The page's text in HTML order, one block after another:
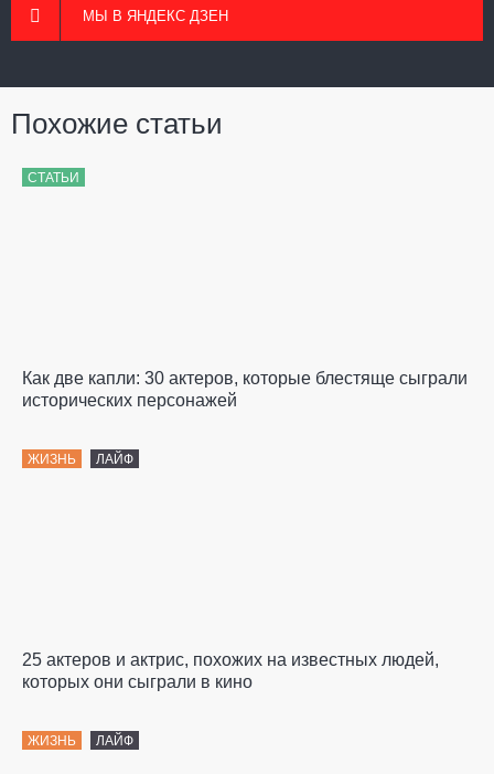
МЫ В ЯНДЕКС ДЗЕН
Похожие статьи
СТАТЬИ
Как две капли: 30 актеров, которые блестяще сыграли
исторических персонажей
ЖИЗНЬ ЛАЙФ
25 актеров и актрис, похожих на известных людей,
которых они сыграли в кино
ЖИЗНЬ ЛАЙФ